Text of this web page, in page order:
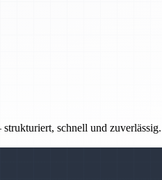
schnell und zuverlässig.